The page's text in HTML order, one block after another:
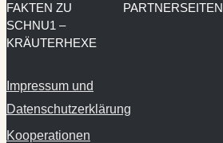
FAKTEN ZU
SCHNU1 –
KRÄUTERHEXE
Impressum und
Datenschutzerklärung
Kooperationen
PARTNERSEITEN